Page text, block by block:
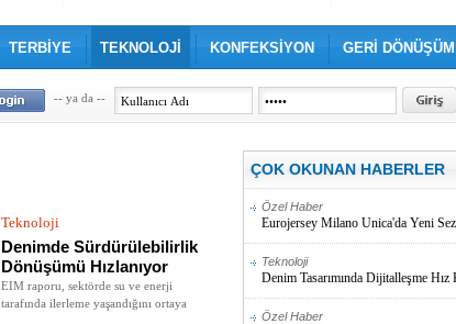
TERBİYE TEKNOLOJİ KONFEKSİYON GERİ DÖNÜŞÜM
-- ya da --
Teknoloji
Denimde Sürdürülebilirlik
Dönüşümü Hızlanıyor
EIM raporu, sektörde su ve enerji
tarafında ilerleme yaşandığını ortaya
ÇOK OKUNAN HABERLER
Özel Haber
Eurojersey Milano Unica'da Yeni
Teknoloji
Denim Tasarımında Dijitalleşme Hız
Özel Haber